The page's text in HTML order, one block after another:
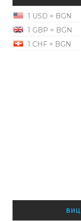
1 USD = BGN
1 GBP = BGN
1 CHF = BGN